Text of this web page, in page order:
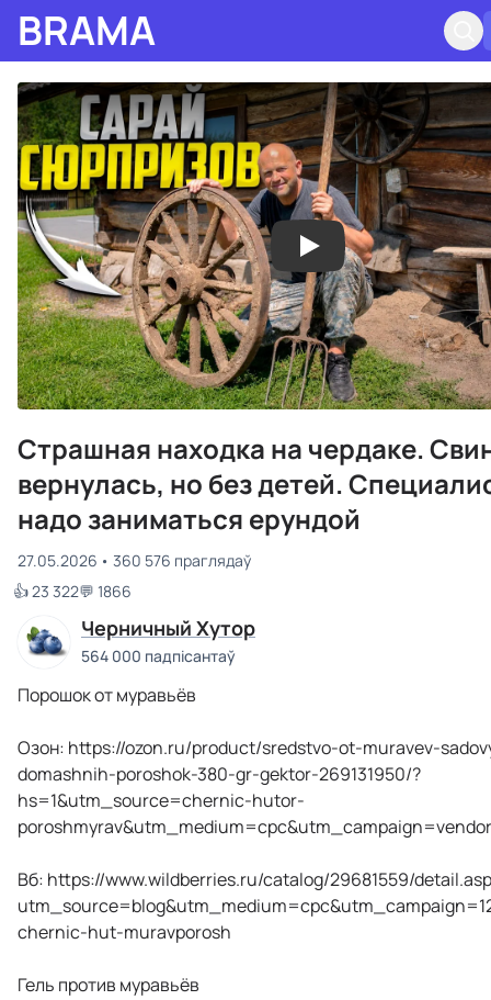
BRAMA
Страшная находка на чердаке.
вернулась, но без детей.
надо заниматься ерундой
27.05.2026
360 576 праглядаў
👍 23 322💬 1866
Черничный Хутор
564 000 падпісантаў
Порошок от муравьёв
Озон: https://ozon.ru/product/sredstvo-ot-muravev-
domashnih-poroshok-380-gr-gektor-269131950/?
hs=1&utm_source=chernic-hutor-
Вб: https://www.wildberries.ru/catalog/29681559/
chernic-hut-muravporosh
Гель против муравьёв